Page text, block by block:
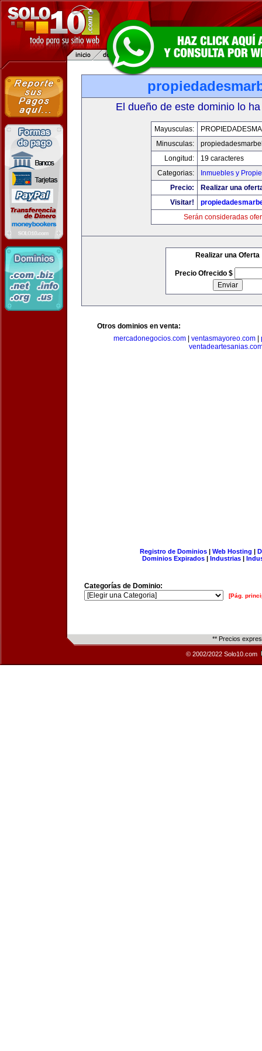
El dueño de este dominio lo
Mayusculas:
Minusculas:
Longitud:
19 caracteres
Categorias:
Inmuebles y
Precio:
Realizar una
Visitar!
Serán consideradas
Realizar una Oferta
Precio Ofrecido $
Otros dominios en venta:
mercadonegocios.com| ventasmayoreo.com|
Registro de Dominios| Web Hosting |
Dominios Expirados | Industrias |
Categorías de Dominio:
[Pág.
** Precios
© 2002/2022 Solo10.com